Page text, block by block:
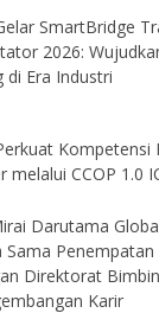
SmartBridge
2026:
di Era Industri
Kompetensi
melalui CCOP 1.0
Darutama
Sama Penempatan
Direktorat
Karir